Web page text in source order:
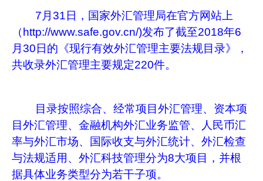
7月31日，国家外汇管理局在官方网站上
（http://www.safe.gov.cn/)发布了截至2018年6
月30日的《现行有效外汇管理主要法规目录》，
共收录外汇管理主要规定220件。
目录按照综合、经常项目外汇管理、资本项
目外汇管理、金融机构外汇业务监管、人民币汇
率与外汇市场、国际收支与外汇统计、外汇检查
与法规适用、外汇科技管理分为8大项目，并根
据具体业务类型分为若干子项。